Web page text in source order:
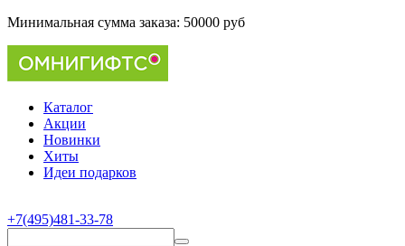
Минимальная сумма заказа: 50000 руб
Каталог
Акции
Новинки
Хиты
Идеи подарков
+7(495)481-33-78